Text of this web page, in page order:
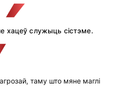
хацеў служыць сістэме.
таму што мяне маглі